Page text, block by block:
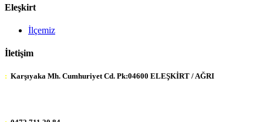
Eleşkirt
İlçemiz
İletişim
: Karşıyaka Mh. Cumhuriyet Cd. Pk:04600 ELEŞKİRT / AĞRI